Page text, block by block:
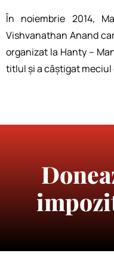
În noiembrie 2014,
Vishvanathan Anand
organizat la Hanty –
titlul și a câștigat meciul